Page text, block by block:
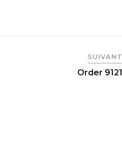
SUIVANT
Order 9121